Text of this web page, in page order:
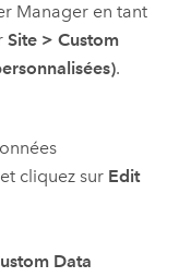
Manageren tant
Site > Custom
.
cliquez sur Edit
Data